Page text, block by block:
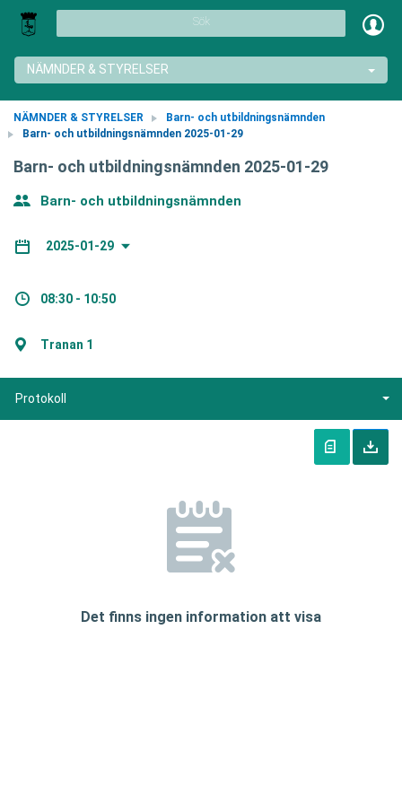
Sök
NÄMNDER & STYRELSER
NÄMNDER & STYRELSER
Barn- och utbildningsnämnden
Barn- och utbildningsnämnden 2025-01-29
Barn- och utbildningsnämnden 2025-01-29
Barn- och utbildningsnämnden
2025-01-29
08:30 - 10:50
Tranan 1
Protokoll
Det finns ingen information att visa